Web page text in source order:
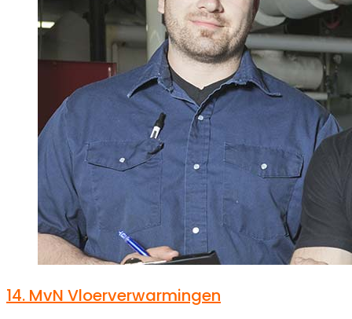
14. MvN Vloerverwarmingen